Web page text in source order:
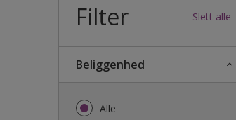
Filter Slett alle
Beliggenhed
Alle